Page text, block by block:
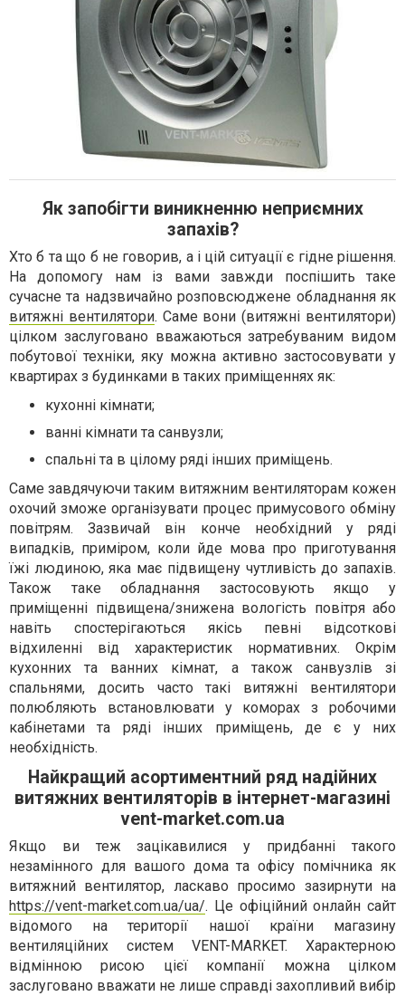
Як запобігти виникненню неприємних
запахів?
Хто б та що б не говорив, а і цій ситуації є гідне рішення.
На допомогу нам із вами завжди поспішить таке
сучасне та надзвичайно розповсюджене обладнання як
витяжні вентилятори. Саме вони (витяжні вентилятори)
цілком заслуговано вважаються затребуваним видом
побутової техніки, яку можна активно застосовувати у
квартирах з будинками в таких приміщеннях як:
кухонні кімнати;
ванні кімнати та санвузли;
спальні та в цілому ряді інших приміщень.
Саме завдячуючи таким витяжним вентиляторам кожен
охочий зможе організувати процес примусового обміну
повітрям. Зазвичай він конче необхідний у ряді
випадків, приміром, коли йде мова про приготування
їжі людиною, яка має підвищену чутливість до запахів.
Також таке обладнання застосовують якщо у
приміщенні підвищена/знижена вологість повітря або
навіть спостерігаються якісь певні відсоткові
відхиленні від характеристик нормативних. Окрім
кухонних та ванних кімнат, а також санвузлів зі
спальнями, досить часто такі витяжні вентилятори
полюбляють встановлювати у коморах з робочими
кабінетами та ряді інших приміщень, де є у них
необхідність.
Найкращий асортиментний ряд надійних
витяжних вентиляторів в інтернет-магазині
vent-market.com.ua
Якщо ви теж зацікавилися у придбанні такого
незамінного для вашого дома та офісу помічника як
витяжний вентилятор, ласкаво просимо зазирнути на
https://vent-market.com.ua/ua/. Це офіційний онлайн сайт
відомого на території нашої країни магазину
вентиляційних систем VENT-MARKET. Характерною
відмінною рисою цієї компанії можна цілком
заслуговано вважати не лише справді захопливий вибір